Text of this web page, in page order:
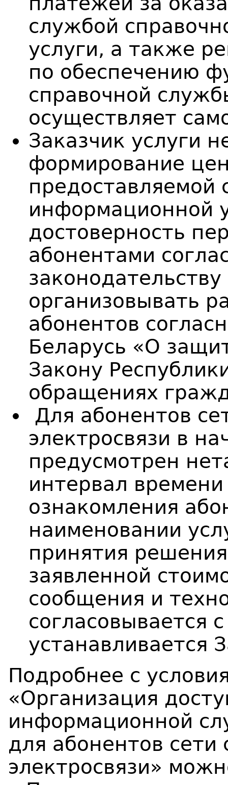
службой
услуги, а также
по обеспечению
справочной
осуществляет
Заказчик услуги
формирование
предоставляемой
информационной
достоверность
абонентами
организовывать
абонентов
Беларусь «О
Закону
обращениях
Для абонентов
электросвязи в
предусмотрен
интервал
ознакомления
наименовании
принятия
заявленной
сообщения и
согласовывается
устанавливается
Подробнее с
«Организация
информационной
для абонентов сети
электросвязи»